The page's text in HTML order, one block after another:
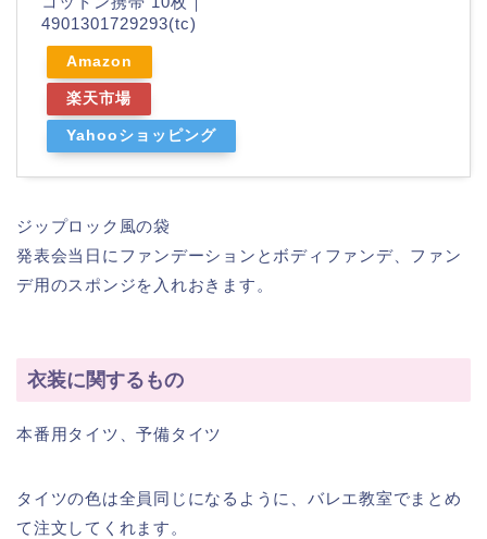
4901301729293(tc)
Amazon
楽天市場
Yahooショッピング
ジップロック風の袋
発表会当日にファンデーションとボディファンデ、ファン
デ用のスポンジを入れおきます。
衣装に関するもの
本番用タイツ、予備タイツ
タイツの色は全員同じになるように、バレエ教室でまとめ
て注文してくれます。